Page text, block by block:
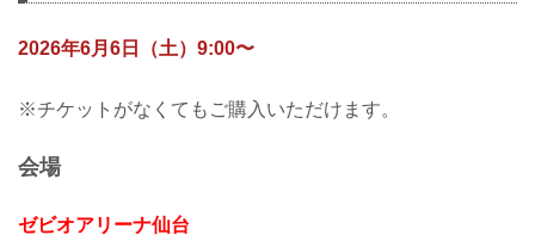
2026年6月6日（土）9:00〜
※チケットがなくてもご購入いただけます。
会場
ゼビオアリーナ仙台